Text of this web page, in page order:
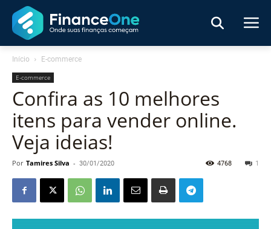
Início E-commerce
E-commerce
Confira as 10 melhores
itens para vender online.
Veja ideias!
Por Tamires Silva - 30/01/2020 1
4768